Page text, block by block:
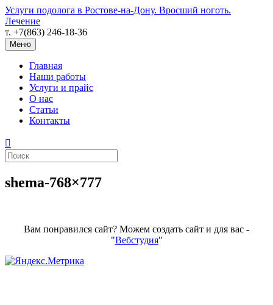
Услуги подолога в Ростове-на-Дону. Вросший ноготь.
Лечение
т. +7(863) 246-18-36
Меню
Главная
Наши работы
Услуги и прайс
О нас
Статьи
Контакты
shema-768×777
Вам понравился сайт? Можем создать сайт и для вас -
"Вебстудия"